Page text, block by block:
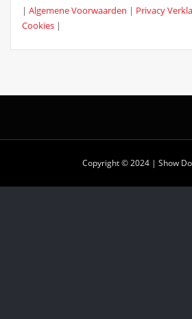
|Algemene Voorwaarden | Privacy
Cookies |
Copyright © 2024 | Show